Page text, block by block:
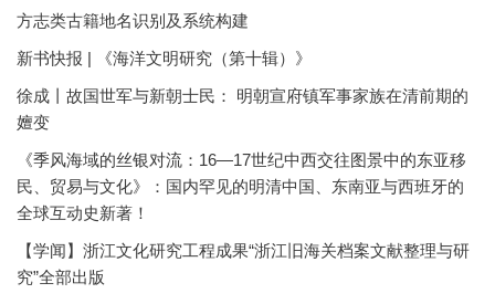
方志类古籍地名识别及系统构建
新书快报 | 《海洋文明研究（第十辑）》
徐成丨故国世军与新朝士民： 明朝宣府镇军事家族在清前期的
嬗变
《季风海域的丝银对流：16—17世纪中西交往图景中的东亚移
民、贸易与文化》：国内罕见的明清中国、东南亚与西班牙的
全球互动史新著！
【学闻】浙江文化研究工程成果“浙江旧海关档案文献整理与研
究”全部出版